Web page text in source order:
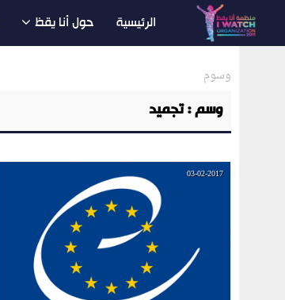
الرئيسية حول أنا يقظ
وسوم
وسم : تجميد
03-02-2017